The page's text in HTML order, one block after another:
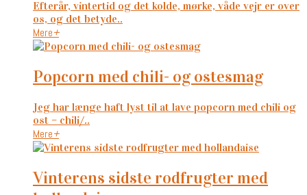
Efterår, vintertid og det kolde, mørke, våde vejr er over
os, og det betyde..
Mere+
popcorn med chili- og ostesmag
Jeg har længe haft lyst til at lave popcorn med chili og
ost – chili/..
Mere+
vinterens sidste rodfrugter med